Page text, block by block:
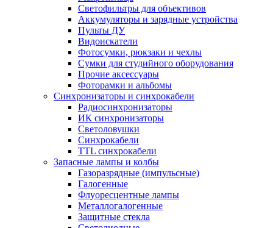
Светофильтры для объективов
Аккумуляторы и зарядные устройства
Пульты ДУ
Видоискатели
Фотосумки, рюкзаки и чехлы
Сумки для студийного оборудования
Прочие аксессуары
Фоторамки и альбомы
Синхронизаторы и синхрокабели
Радиосинхронизаторы
ИК синхронизаторы
Светоловушки
Синхрокабели
TTL синхрокабели
Запасные лампы и колбы
Газоразрядные (импульсные)
Галогенные
Флуоресцентные лампы
Металлогалогенные
Защитные стекла